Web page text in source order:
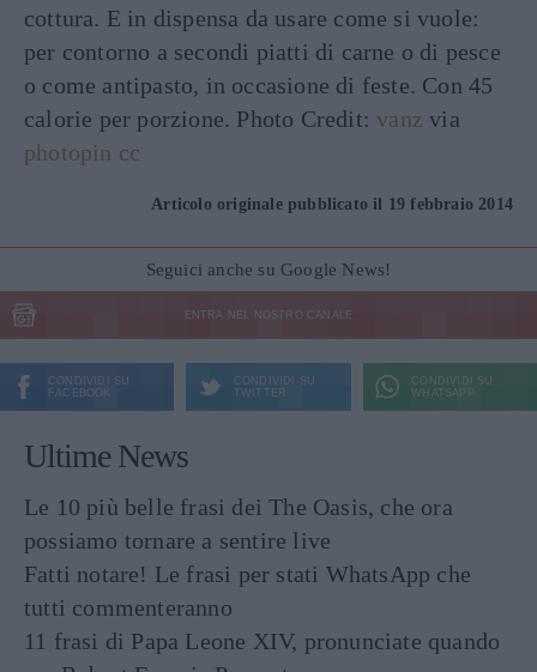
cottura. E in dispensa da usare come si vuole:
per contorno a secondi piatti di carne o di pesce
o come antipasto, in occasione di feste. Con 45
calorie per porzione. Photo Credit: vanz via
photopin cc
Articolo originale pubblicato il 19 febbraio 2014
Seguici anche su Google News!
ENTRA NEL NOSTRO CANALE
CONDIVIDI SU
FACEBOOK
CONDIVIDI SU
TWITTER
CONDIVIDI SU
WHATSAPP
Ultime News
Le 10 più belle frasi dei The Oasis, che ora
possiamo tornare a sentire live
Fatti notare! Le frasi per stati WhatsApp che
tutti commenteranno
11 frasi di Papa Leone XIV, pronunciate quando